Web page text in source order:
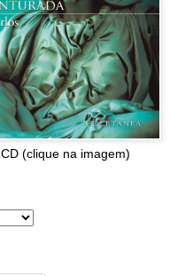
(clique na imagem)